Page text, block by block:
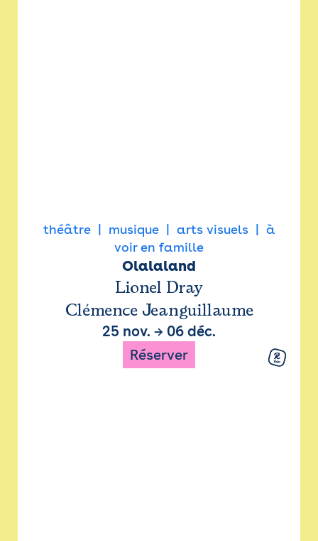
théâtre musique arts visuels
à
voir en famille
Olalaland
Lionel Dray
Clémence Jeanguillaume
25 nov. → 06 déc.
Réserver